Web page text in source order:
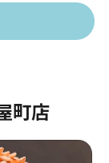
町店